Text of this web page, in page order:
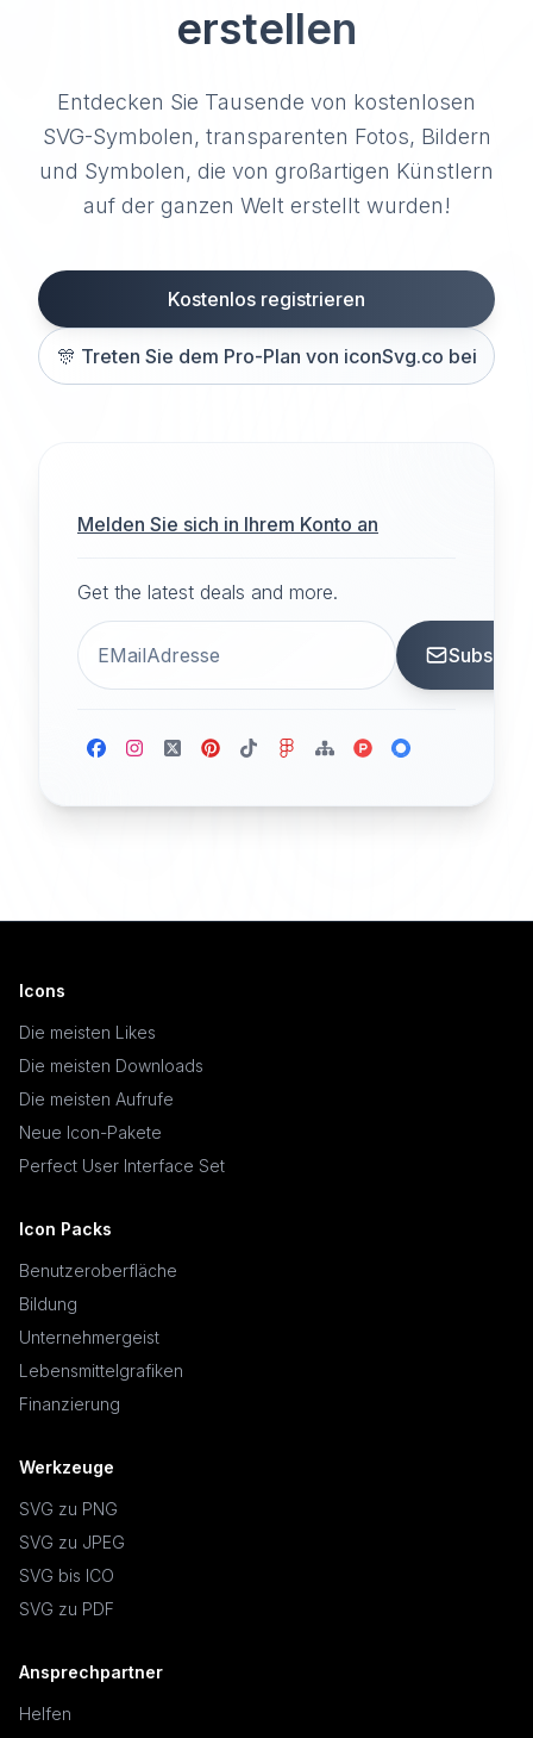
erstellen
Entdecken Sie Tausende von kostenlosen
SVG-Symbolen, transparenten Fotos, Bildern
und Symbolen, die von großartigen Künstlern
auf der ganzen Welt erstellt wurden!
Kostenlos registrieren
🎊 Treten Sie dem Pro-Plan von iconSvg.co bei
Melden Sie sich in Ihrem Konto an
Get the latest deals and more.
Icons
Die meisten Likes
Die meisten Downloads
Die meisten Aufrufe
Neue Icon-Pakete
Perfect User Interface Set
Icon Packs
Benutzeroberfläche
Bildung
Unternehmergeist
Lebensmittelgrafiken
Finanzierung
Werkzeuge
SVG zu PNG
SVG zu JPEG
SVG bis ICO
SVG zu PDF
Ansprechpartner
Helfen